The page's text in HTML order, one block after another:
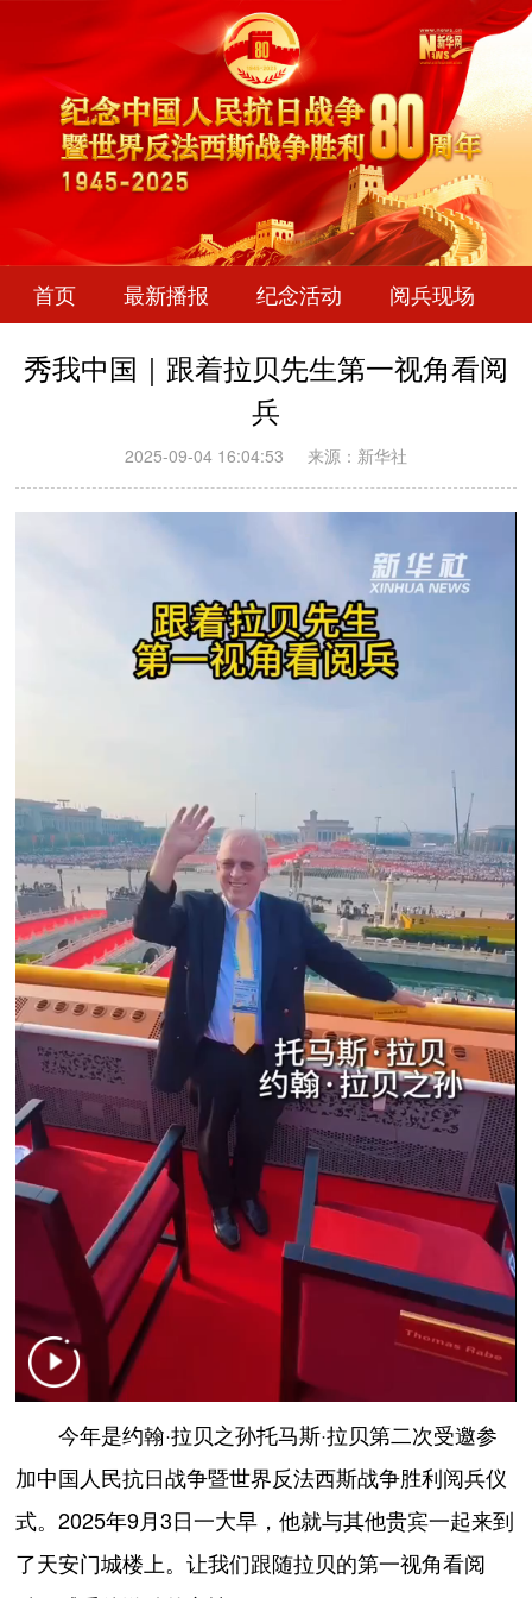
首页 最新播报 纪念活动 阅兵现场
秀我中国｜跟着拉贝先生第一视角看阅
兵
2025-09-04 16:04:53 来源：新华社
今年是约翰·拉贝之孙托马斯·拉贝第二次受邀参
加中国人民抗日战争暨世界反法西斯战争胜利阅兵仪
式。2025年9月3日一大早，他就与其他贵宾一起来到
了天安门城楼上。让我们跟随拉贝的第一视角看阅